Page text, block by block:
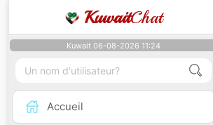
KuwaitChat
Kuwait 06-08-2026 11:24
Accueil